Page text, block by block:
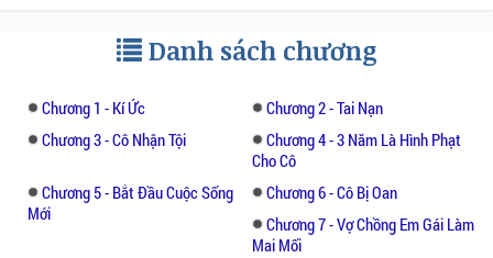
mà anh đang tìm kiếm.
xe hơi, người gây tai nạn không ai khác
chính là em gái cô. Sợ em gái không có bằng
lái sẽ gặp phiền phức lớn, cô chấp nhận
đứng ra chịu tội thay. Vì căm phẫn, anh
thuê luật sư, quyết tống cô vào tù.
Danh sách chương
Chương 1 - Kí Ức
Chương 2 - Tai Nạn
Chương 3 - Cô Nhận Tội
Chương 4 - 3 Năm Là Hình Phạt
Cho Cô
Chương 5 - Bắt Đầu Cuộc Sống
Mới
Chương 6 - Cô Bị Oan
Chương 7 - Vợ Chồng Em Gái Làm
Mai Mối